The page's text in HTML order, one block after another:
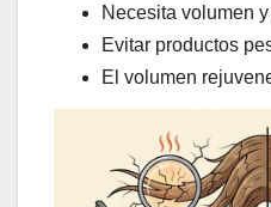
Necesita volumen
Evitar productos
El volumen